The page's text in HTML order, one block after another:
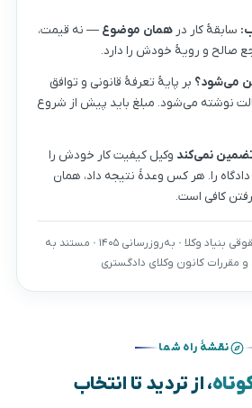
سابقهٔ کار در همان موضوع — نه قیمت،
صالح و رویهٔ خودش را دارد.
می‌شود؟ بر پایهٔ تعرفهٔ قانونی و توافق
نوشته می‌شود. مبلغ باید پیش از شروع
نمی‌کند وکیل کیفیت کار خودش را
را. هر کس وعدهٔ نتیجه داد، همان
کافی است.
بازبینی‌شده توسط تیم حقوقی بنیاد وکلا · به‌روزرسانی ۱۴۰۵ · مستند به
مقررات کانون وکلای دادگستری
نقشهٔ راه شما
، از تردید تا انتخاب